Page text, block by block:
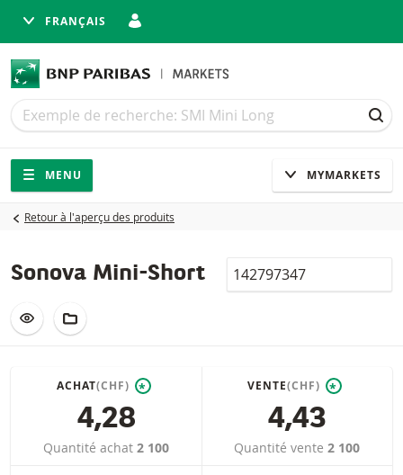
FRANÇAIS
Recherche
Recherche
Navigation
Navigation sur le site
MENU MYMARKETS
Retour à l'aperçu des produits
Sonova Mini-Short Valor
AJOUTER À LA LISTE DE SUIVI
ACHAT(CHF) *
4,28
Quantité achat 2 100
VENTE(CHF) *
4,43
Quantité vente 2 100